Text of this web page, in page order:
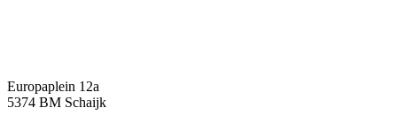
Europaplein 12a
5374 BM Schaijk